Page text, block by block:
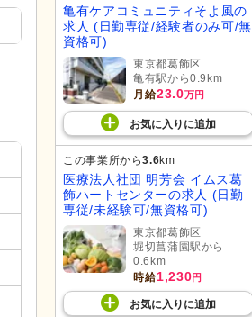
亀有ケアコミュニティそよ風の
求人 (日勤専従/経験者のみ可/無
資格可)
東京都葛飾区
亀有駅から0.9km
月給23.0万円
お気に入り に追加
この事業所から3.6km
医療法人社団 明芳会 イムス葛
飾ハートセンターの求人 (日勤
専従/未経験可/無資格可)
東京都葛飾区
堀切菖蒲園駅から
0.6km
時給1,230円
お気に入り に追加